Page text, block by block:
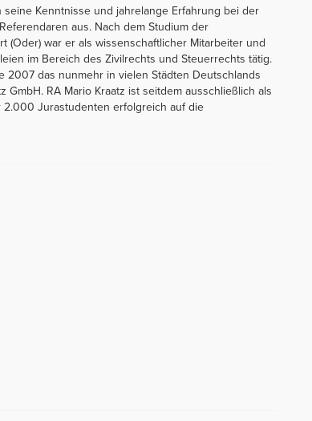
Kenntnisse und jahrelange Erfahrung bei der
aus. Nach dem Studium der
(Oder) war er als wissenschaftlicher Mitarbeiter und
im Bereich des Zivilrechts und Steuerrechts tätig.
das nunmehr in vielen Städten Deutschlands
GmbH. RA Mario Kraatz ist seitdem ausschließlich als
Jurastudenten erfolgreich auf die